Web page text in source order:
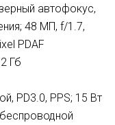
автофокус,
48 МП, f/1.7,
PDAF
Гб
PD3.0, PPS; 15 Вт